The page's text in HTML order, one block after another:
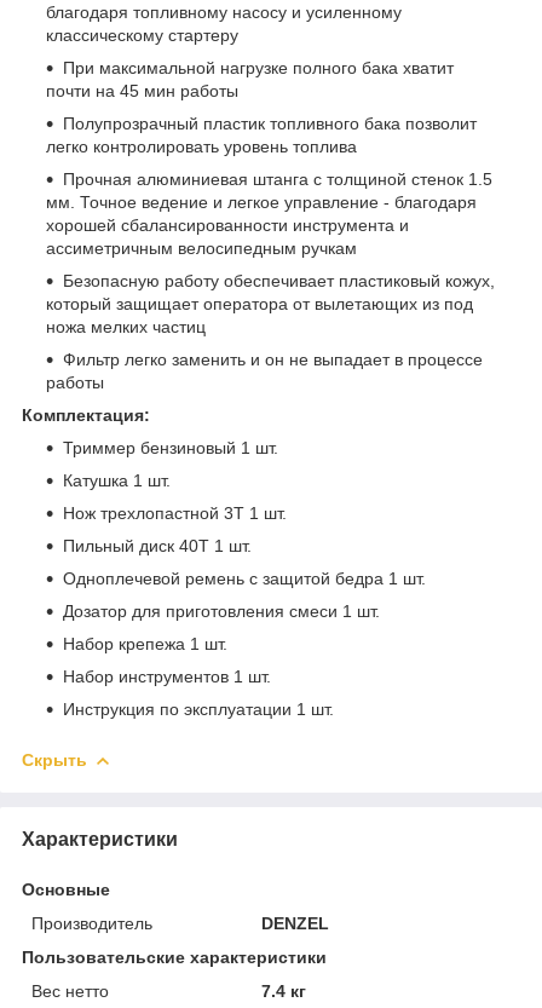
благодаря топливному насосу и усиленному
классическому стартеру
При максимальной нагрузке полного бака хватит
почти на 45 мин работы
Полупрозрачный пластик топливного бака позволит
легко контролировать уровень топлива
Прочная алюминиевая штанга с толщиной стенок 1.5
мм. Точное ведение и легкое управление - благодаря
хорошей сбалансированности инструмента и
ассиметричным велосипедным ручкам
Безопасную работу обеспечивает пластиковый кожух,
который защищает оператора от вылетающих из под
ножа мелких частиц
Фильтр легко заменить и он не выпадает в процессе
работы
Комплектация:
Триммер бензиновый 1 шт.
Катушка 1 шт.
Нож трехлопастной 3Т 1 шт.
Пильный диск 40Т 1 шт.
Одноплечевой ремень с защитой бедра 1 шт.
Дозатор для приготовления смеси 1 шт.
Набор крепежа 1 шт.
Набор инструментов 1 шт.
Инструкция по эксплуатации 1 шт.
Скрыть
Характеристики
Основные
Производитель
DENZEL
Пользовательские характеристики
Вес нетто
7.4 кг